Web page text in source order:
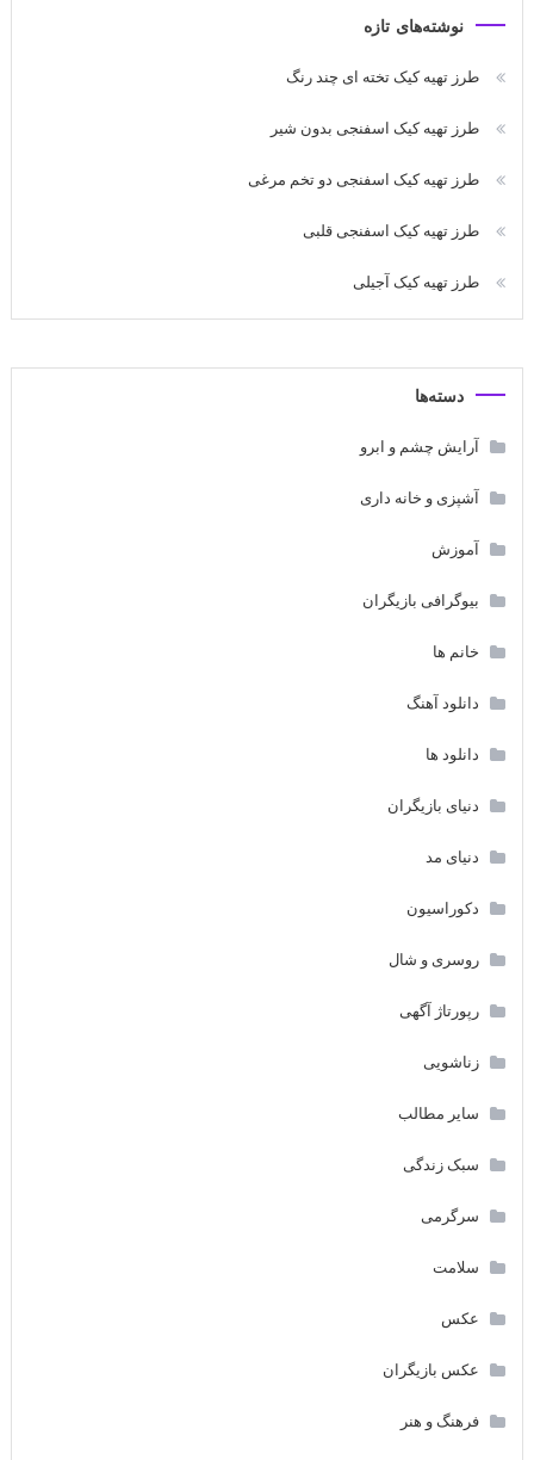
نوشته‌های تازه
طرز تهیه کیک تخته ای چند رنگ
طرز تهیه کیک اسفنجی بدون شیر
طرز تهیه کیک اسفنجی دو تخم مرغی
طرز تهیه کیک اسفنجی قلبی
طرز تهیه کیک آجیلی
دسته‌ها
آرایش چشم و ابرو
آشپزی و خانه داری
آموزش
بیوگرافی بازیگران
خانم ها
دانلود آهنگ
دانلود ها
دنیای بازیگران
دنیای مد
دکوراسیون
روسری و شال
رپورتاژ آگهی
زناشویی
سایر مطالب
سبک زندگی
سرگرمی
سلامت
عکس
عکس بازیگران
فرهنگ و هنر